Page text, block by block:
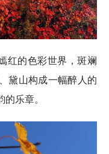
红的色彩世界，斑斓
黛山构成一幅醉人的
乐章。